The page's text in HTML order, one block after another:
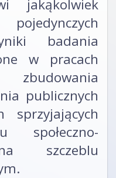
jakąkolwiek
badania
w pracach
zbudowania
publicznych
sprzyjających
społeczno-
szczeblu